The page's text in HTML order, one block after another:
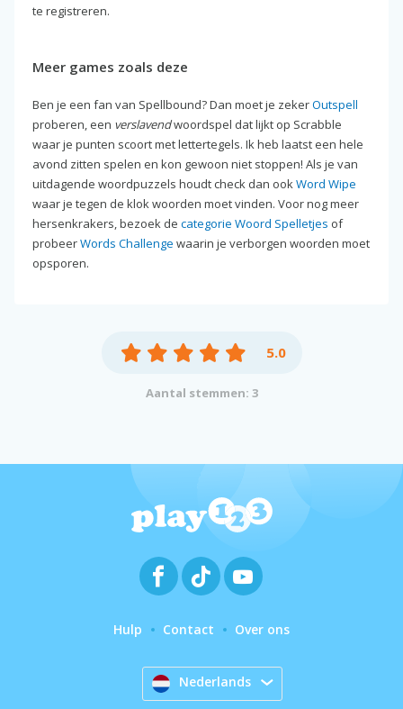
te registreren.
Meer games zoals deze
Ben je een fan van Spellbound? Dan moet je zekerOutspell
proberen, een verslavendwoordspel dat lijkt op Scrabble
waar je punten scoort met lettertegels. Ik heb laatst een hele
avond zitten spelen en kon gewoon niet stoppen! Als je van
uitdagende woordpuzzels houdt check dan ookWord Wipe
waar je tegen de klok woorden moet vinden. Voor nog meer
hersenkrakers, bezoek de categorie Woord Spelletjes of
probeerWords Challenge waarin je verborgen woorden moet
opsporen.
5.0
Aantal stemmen: 3
Hulp Contact Over ons
Nederlands